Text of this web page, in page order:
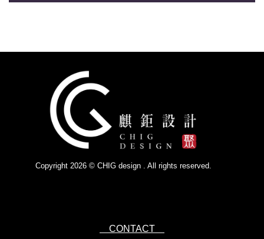
Copyright 2026 © CHIG design . All rights reserved.
CONTACT